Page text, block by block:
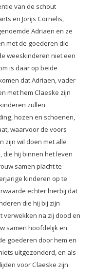
van de schout
en Jorijs Cornelis,
Adriaen en ze
met de goederen die
weeskinderen niet een
is daar op beide
dat Adriaen, vader
met hem Claeske zijn
zullen
hozen en schoenen,
waarvoor de voors
zijn wil doen met alle
die hij binnen het leven
samen placht te
kinderen op te
echter hierbij dat
die hij bij zijn
verwekken na zij dood en
samen hoofdelijk en
goederen door hem en
uitgezonderd, en als
voor Claeske zijn